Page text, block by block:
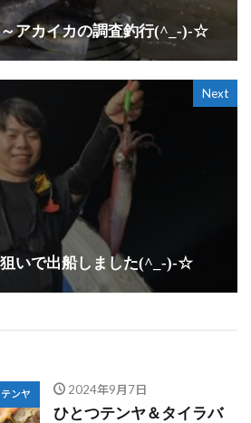
アカイカの調査釣行(^_-)-☆
Next
いで出船しました(^_-)-☆
ンヤ 2024年9月7日
ひとつテンヤ＆タイラバ